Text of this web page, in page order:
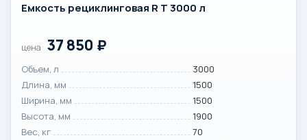
Емкость рециклинговая R T 3000 л
цена 37 850 ₽
Объем, л
3000
Длина, мм
1500
Ширина, мм
1500
Высота, мм
1900
Вес, кг
70